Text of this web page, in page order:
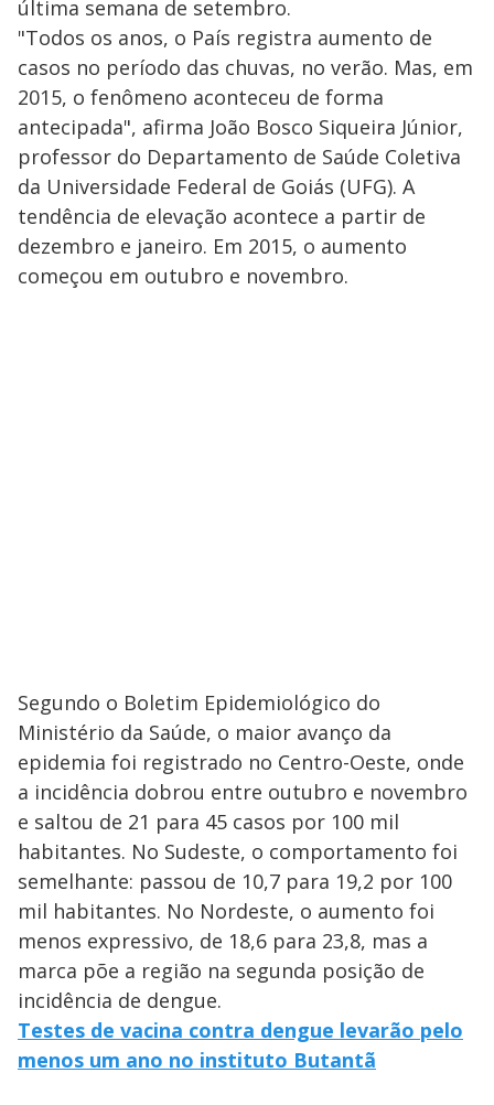
última semana de setembro.
"Todos os anos, o País registra aumento de
casos no período das chuvas, no verão. Mas, em
2015, o fenômeno aconteceu de forma
antecipada", afirma João Bosco Siqueira Júnior,
professor do Departamento de Saúde Coletiva
da Universidade Federal de Goiás (UFG). A
tendência de elevação acontece a partir de
dezembro e janeiro. Em 2015, o aumento
começou em outubro e novembro.
Segundo o Boletim Epidemiológico do
Ministério da Saúde, o maior avanço da
epidemia foi registrado no Centro-Oeste, onde
a incidência dobrou entre outubro e novembro
e saltou de 21 para 45 casos por 100 mil
habitantes. No Sudeste, o comportamento foi
semelhante: passou de 10,7 para 19,2 por 100
mil habitantes. No Nordeste, o aumento foi
menos expressivo, de 18,6 para 23,8, mas a
marca põe a região na segunda posição de
incidência de dengue.
Testes de vacina contra dengue levarão pelo
menos um ano no instituto Butantã